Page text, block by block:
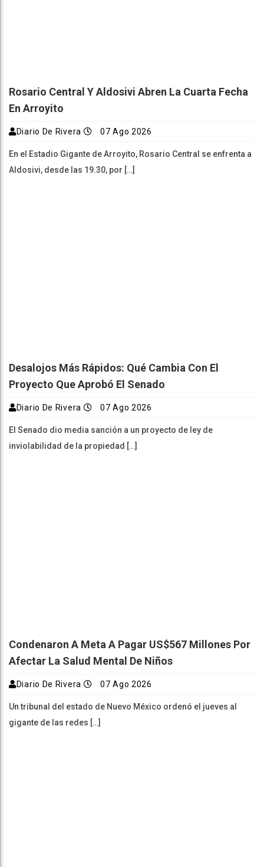
Rosario Central Y Aldosivi Abren La Cuarta Fecha
En Arroyito
Diario De Rivera 07 Ago 2026
En el Estadio Gigante de Arroyito, Rosario Central se enfrenta a
Aldosivi, desde las 19.30, por […]
Desalojos Más Rápidos: Qué Cambia Con El
Proyecto Que Aprobó El Senado
Diario De Rivera 07 Ago 2026
El Senado dio media sanción a un proyecto de ley de
inviolabilidad de la propiedad […]
Condenaron A Meta A Pagar US$567 Millones Por
Afectar La Salud Mental De Niños
Diario De Rivera 07 Ago 2026
Un tribunal del estado de Nuevo México ordenó el jueves al
gigante de las redes […]